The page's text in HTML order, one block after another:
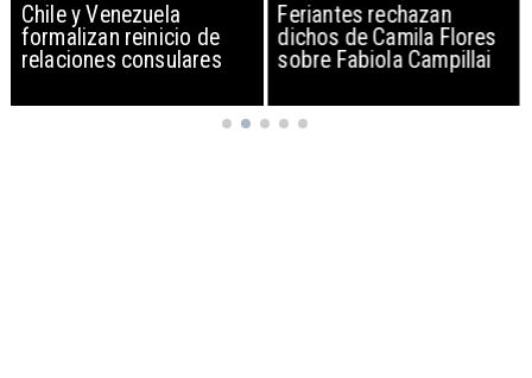
Chile y Venezuela
formalizan reinicio de
relaciones consulares
Feriantes rechazan
dichos de Camila Flores
sobre Fabiola Campillai